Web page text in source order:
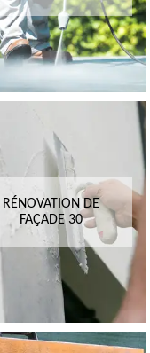
RÉNOVATION DE
FAÇADE 30